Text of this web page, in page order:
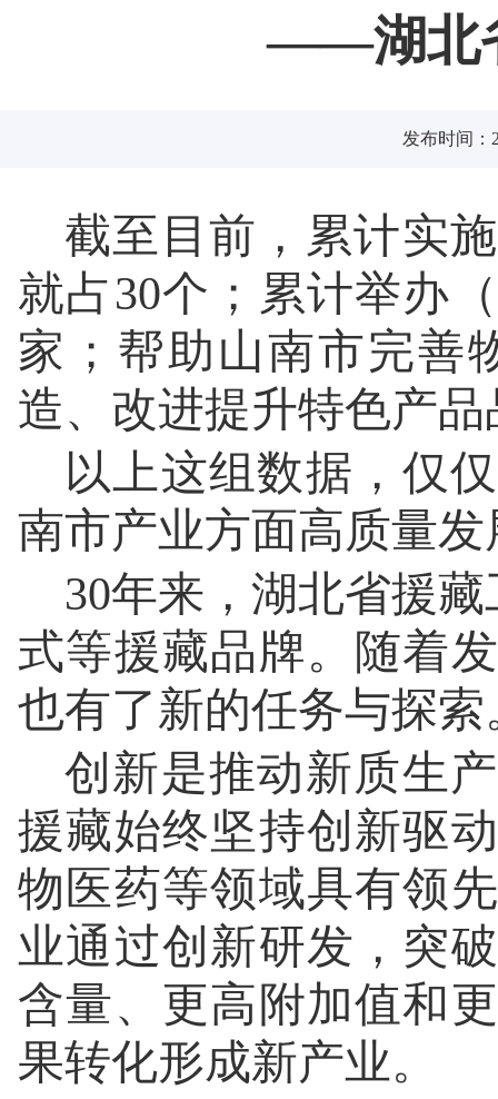
——湖北
发布时间：
截至目前，累计实
就占30个；累计举办
家；帮助山南市完善
造、改进提升特色产
以上这组数据，仅
南市产业方面高质量
30年来，湖北省援
式等援藏品牌。随着
也有了新的任务与探索
创新是推动新质生
援藏始终坚持创新驱
物医药等领域具有领
业通过创新研发，突
含量、更高附加值和
果转化形成新产业。